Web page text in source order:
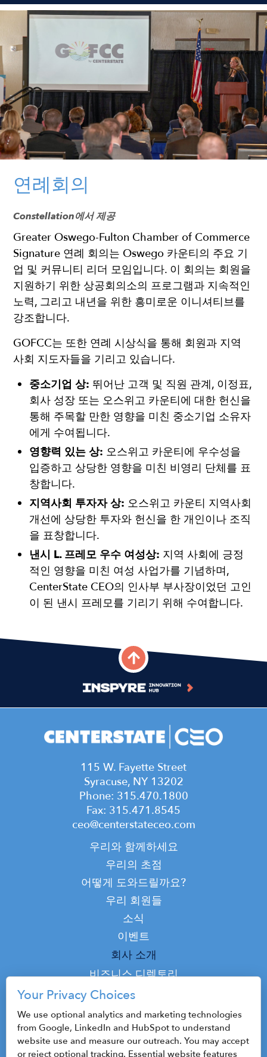
연례회의
Constellation에서 제공
Greater Oswego-Fulton Chamber of Commerce
Signature 연례 회의는 Oswego 카운티의 주요 기
업 및 커뮤니티 리더 모임입니다. 이 회의는 회원을
지원하기 위한 상공회의소의 프로그램과 지속적인
노력, 그리고 내년을 위한 흥미로운 이니셔티브를
강조합니다.
GOFCC는 또한 연례 시상식을 통해 회원과 지역
사회 지도자들을 기리고 있습니다.
중소기업 상: 뛰어난 고객 및 직원 관계, 이정표,
회사 성장 또는 오스위고 카운티에 대한 헌신을
통해 주목할 만한 영향을 미친 중소기업 소유자
에게 수여됩니다.
영향력 있는 상: 오스위고 카운티에 우수성을
입증하고 상당한 영향을 미친 비영리 단체를 표
창합니다.
지역사회 투자자 상: 오스위고 카운티 지역사회
개선에 상당한 투자와 헌신을 한 개인이나 조직
을 표창합니다.
낸시 L. 프레모 우수 여성상: 지역 사회에 긍정
적인 영향을 미친 여성 사업가를 기념하며,
CenterState CEO의 인사부 부사장이었던 고인
이 된 낸시 프레모를 기리기 위해 수여합니다.
115 W. Fayette Street
Syracuse, NY 13202
Phone: 315.470.1800
Fax: 315.471.8545
ceo@centerstateceo.com
우리와 함께하세요
우리의 초점
어떻게 도와드릴까요?
우리 회원들
소식
이벤트
Top
회사 소개
비즈니스 디렉토리
팟캐스트
연락하다
Your Privacy Choices
We use optional analytics and marketing technologies
from Google, LinkedIn and HubSpot to understand
website use and measure our outreach. You may accept
or reject optional tracking. Essential website features